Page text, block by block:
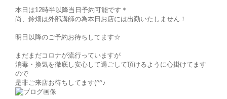
本日は12時半以降当日予約可能です＊
尚、鈴畑は外部講師の為本日お店には出勤いたしません！
明日以降のご予約お待ちしてます☆
まだまだコロナが流行っていますが
消毒・換気を徹底し安心して過ごして頂けるように心掛けてます
ので
是非ご来店お待ちしてます(^^♪